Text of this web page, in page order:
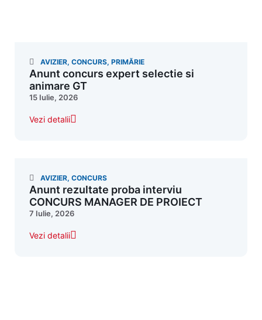
AVIZIER, CONCURS, PRIMĂRIE
Anunt concurs expert selectie si
animare GT
15 Iulie, 2026
Vezi detalii
AVIZIER, CONCURS
Anunt rezultate proba interviu
CONCURS MANAGER DE PROIECT
7 Iulie, 2026
Vezi detalii